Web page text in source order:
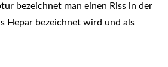
bezeichnet man einen Riss in der
Hepar bezeichnet wird und als